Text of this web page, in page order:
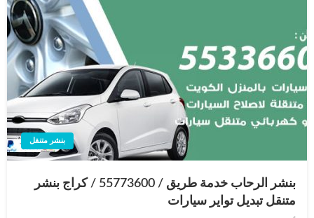
بنشر متنقل
بنشر الرحاب خدمة طريق / 55773600‬ / كراج بنشر
متنقل تبديل تواير سيارات